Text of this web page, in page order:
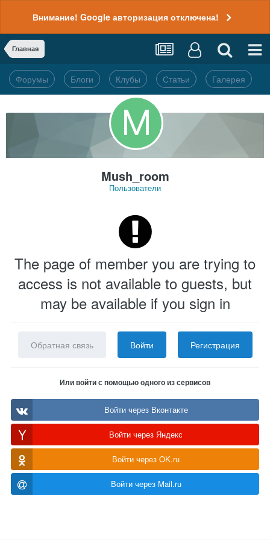
Внимание! Google авторизация отключена!
Главная
Форумы Блоги Клубы Статьи Галерея
Mush_room
Пользователи
The page of member you are trying to
access is not available to guests, but
may be available if you sign in
Обратная связь Войти Регистрация
Или войти с помощью одного из сервисов
Войти через Вконтакте
Войти через Яндекс
Войти через OK.ru
Войти через Mail.ru